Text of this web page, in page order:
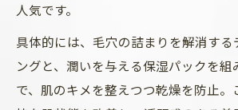
人気です。
具体的には、毛穴の詰まりを解消する
ングと、潤いを与える保湿パックを組
で、肌のキメを整えつつ乾燥を防止。